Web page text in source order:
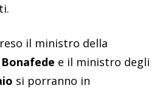
il ministro della
e il ministro degli
si porranno in